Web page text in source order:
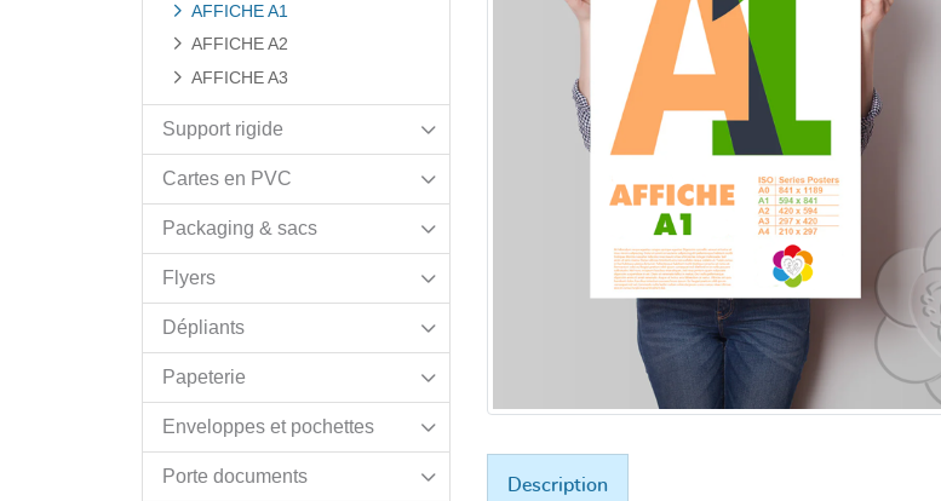
AFFICHE A1
AFFICHE A2
AFFICHE A3
Support rigide
Cartes en PVC
Packaging & sacs
Flyers
Dépliants
Papeterie
Enveloppes et pochettes
Porte documents Description